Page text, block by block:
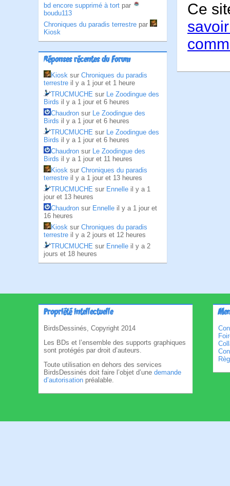
bd encore supprimé à tort par
boudu113
Chroniques du paradis terrestre par
Kiosk
Réponses récentes du Forum
Kiosk sur Chroniques du paradis
terrestre il y a 1 jour et 1 heure
TRUCMUCHE sur Le Zoodingue des
Birds il y a 1 jour et 6 heures
Chaudron sur Le Zoodingue des
Birds il y a 1 jour et 6 heures
TRUCMUCHE sur Le Zoodingue des
Birds il y a 1 jour et 6 heures
Chaudron sur Le Zoodingue des
Birds il y a 1 jour et 11 heures
Kiosk sur Chroniques du paradis
terrestre il y a 1 jour et 13 heures
TRUCMUCHE sur Ennelle il y a 1
jour et 13 heures
Chaudron sur Ennelle il y a 1 jour et
16 heures
Kiosk sur Chroniques du paradis
terrestre il y a 2 jours et 12 heures
TRUCMUCHE sur Ennelle il y a 2
jours et 18 heures
Ce
Propriété intellectuelle
BirdsDessinés, Copyright 2014
Les BDs et l’ensemble des supports graphiques
sont protégés par droit d’auteurs.
Toute utilisation en dehors des services
BirdsDessinés doit faire l’objet d’une demande
d’autorisation préalable.